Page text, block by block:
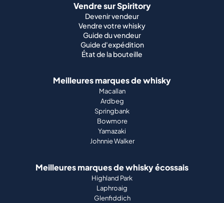
Vendre sur Spiritory
Devenir vendeur
Vendre votre whisky
Guide du vendeur
Guide d'expédition
État de la bouteille
Meilleures marques de whisky
Macallan
Ardbeg
Springbank
Bowmore
Yamazaki
Johnnie Walker
Meilleures marques de whisky écossais
Highland Park
Laphroaig
Glenfiddich